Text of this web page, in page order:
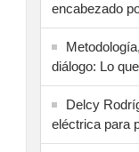
encabezado
diálogo: Lo
Delcy
eléctrica para